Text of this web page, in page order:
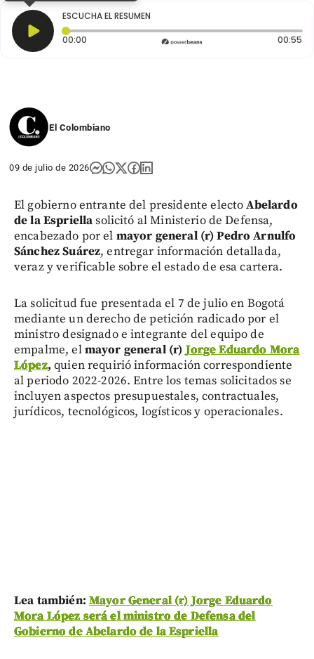
ESCUCHA EL RESUMEN
00:00 Tiempo transcurrido: 0 segundos 00:55
El Colombiano
09 de julio de 2026
El gobierno entrante del presidente electoAbelardo
de la Espriellasolicitó al Ministerio de Defensa,
encabezado por el mayor general (r) Pedro Arnulfo
Sánchez Suárez, entregar información detallada,
veraz y verificable sobre el estado de esa cartera.
La solicitud fue presentada el 7 de julio en Bogotá
mediante un derecho de petición radicado por el
ministro designado e integrante del equipo de
empalme, elmayor general (r)Jorge Eduardo Mora
López, quien requirió información correspondiente
al periodo 2022-2026. Entre los temas solicitados se
incluyen aspectos presupuestales, contractuales,
jurídicos, tecnológicos, logísticos y operacionales.
Lea también: Mayor General (r) Jorge Eduardo
Mora López será el ministro de Defensa del
Gobierno de Abelardo de la Espriella